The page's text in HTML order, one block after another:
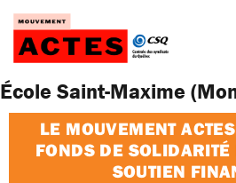
Passer
contenu
École Saint-Maxime
LE MOUVEMENT
FONDS DE SOLIDARITÉ
SOUTIEN